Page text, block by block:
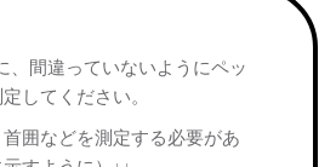
、間違っていないようにペッ
してください。
囲などを測定する必要があ